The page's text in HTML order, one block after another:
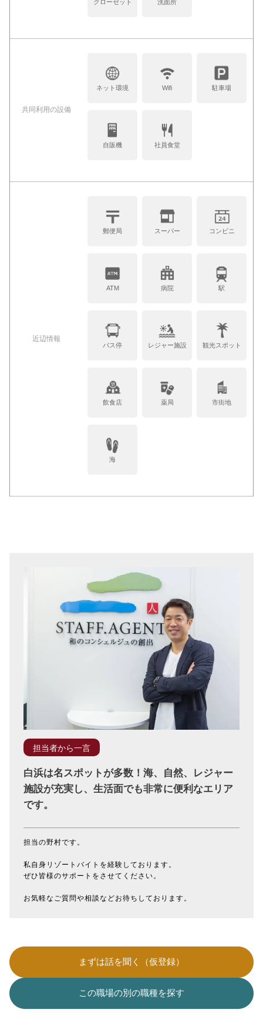
クローゼット 洗面所
共同利⽤の設備
ネット環境 Wifi 駐車場
自販機 社員食堂
近辺情報
郵便局 スーパー コンビニ
ATM 病院 駅
バス停 レジャー施設 観光スポット
飲食店 薬局 市街地
海
担当者から一言
白浜は名スポットが多数！海、自然、レジャー
施設が充実し、生活面でも非常に便利なエリア
です。
担当の野村です。
私自身リゾートバイトを経験しております。
ぜひ皆様のサポートをさせてください。
お気軽なご質問や相談などお待ちしております。
まずは話を聞く（仮登録）
この職場の別の職種を探す